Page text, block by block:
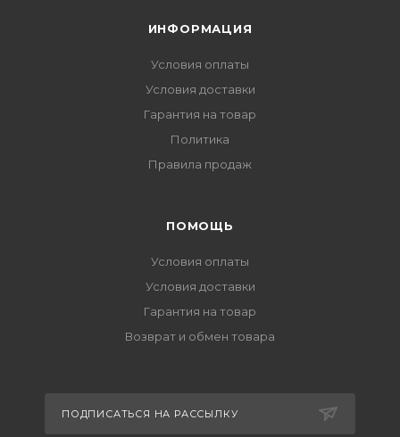
ИНФОРМАЦИЯ
Условия оплаты
Условия доставки
Гарантия на товар
Политика
Правила продаж
ПОМОЩЬ
Условия оплаты
Условия доставки
Гарантия на товар
Возврат и обмен товара
ПОДПИСАТЬСЯ НА РАССЫЛКУ